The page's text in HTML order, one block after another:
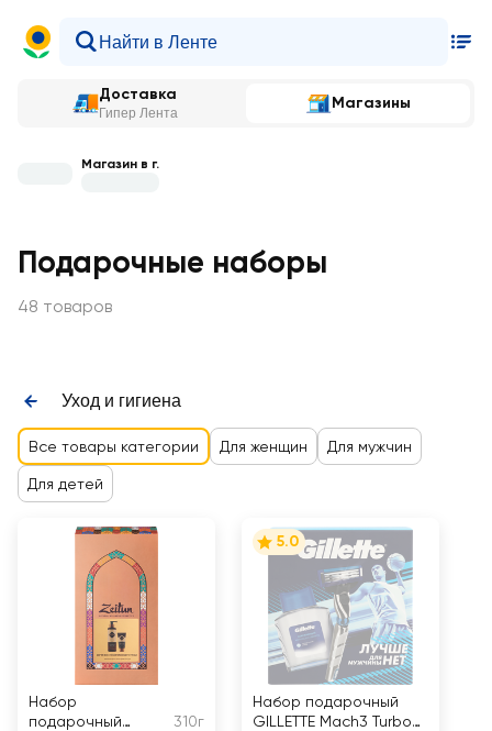
Доставка
Гипер Лента
Магазины
Магазин в г.
Подарочные наборы
48 товаров
Уход и гигиена
Все товары категории Для женщин Для мужчин
Для детей
Набор
подарочный
310г
5.0
Набор подарочный
GILLETTE Mach3 Turbo